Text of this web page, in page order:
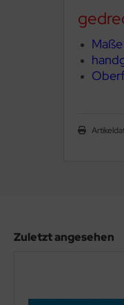
Maße
Zuletzt angesehen